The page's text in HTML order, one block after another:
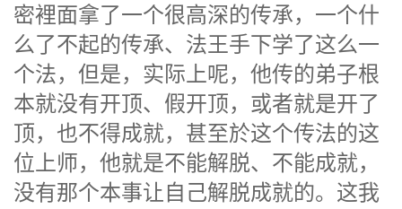
密裡面拿了一个很高深的传承，一个什
么了不起的传承、法王手下学了这么一
个法，但是，实际上呢，他传的弟子根
本就没有开顶、假开顶，或者就是开了
顶，也不得成就，甚至於这个传法的这
位上师，他就是不能解脱、不能成就，
没有那个本事让自己解脱成就的。这我